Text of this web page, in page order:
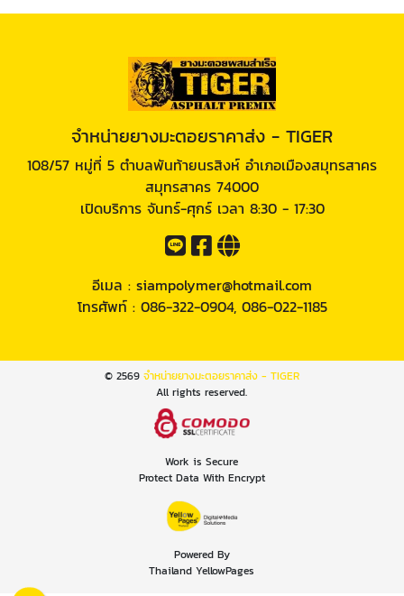
จำหน่ายยางมะตอยราคาส่ง - TIGER
108/57 หมู่ที่ 5 ตำบลพันท้ายนรสิงห์ อำเภอเมืองสมุทรสาคร
สมุทรสาคร 74000
เปิดบริการ จันทร์-ศุกร์ เวลา 8:30 - 17:30
อีเมล : siampolymer@hotmail.com
โทรศัพท์ : 086-322-0904, 086-022-1185
© 2569 จำหน่ายยางมะตอยราคาส่ง - TIGER
All rights reserved.
Work is Secure
Protect Data With Encrypt
Powered By
Thailand YellowPages